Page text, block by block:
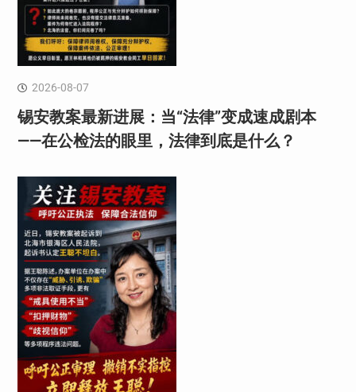
2026-08-07
锡安教案最新进展：当“法律”变成速成剧本
——在公检法的眼里，法律到底是什么？